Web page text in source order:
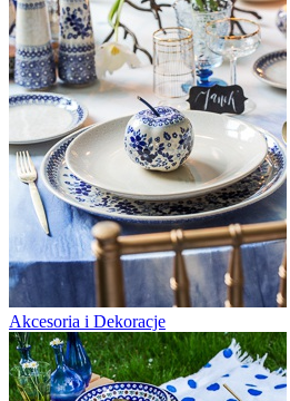
Akcesoria i Dekoracje